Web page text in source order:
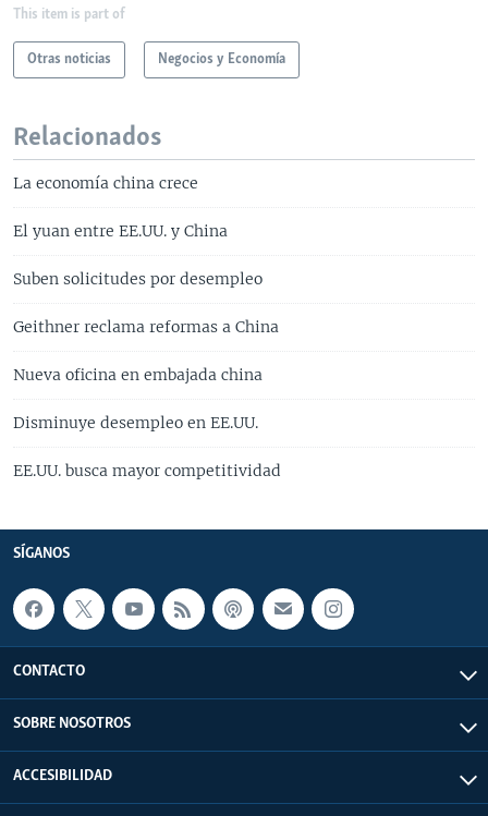
This item is part of
Otras noticias Negocios y Economía
Relacionados
La economía china crece
El yuan entre EE.UU. y China
Suben solicitudes por desempleo
Geithner reclama reformas a China
Nueva oficina en embajada china
Disminuye desempleo en EE.UU.
EE.UU. busca mayor competitividad
SÍGANOS
CONTACTO
SOBRE NOSOTROS
ACCESIBILIDAD